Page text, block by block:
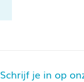
Schrijf je in op